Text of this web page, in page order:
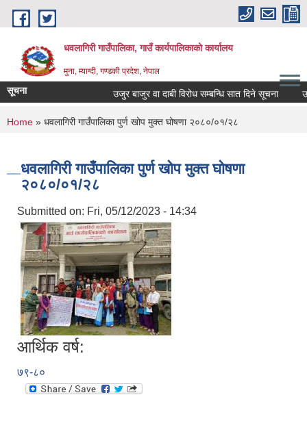
Skip to main content
धवलागिरी गाउँपालिका, गाउँ कार्यपालिकाको कार्यालय
मुना, म्याग्दी, गण्डकी प्रदेश, नेपाल
सूचना उजुर बाजुर वा दाबी विरोध सम्बन्धि सात दिने सूचना
You are here
Home » धवलागिरी गाउँपालिका पुर्ण खोप मुक्त घोषणा २०८०/०१/२८
धवलागिरी गाउँपालिका पुर्ण खोप मुक्त घोषणा
२०८०/०१/२८
Submitted on: Fri, 05/12/2023 - 14:34
आर्थिक वर्ष:
७९-८०